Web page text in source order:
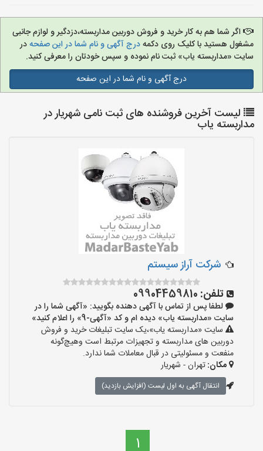
اگر شما هم به کار خرید و فروش دوربین مداربسته،دزدگیر و لوازم جانبی
مشغول هستید با کلیک روی دکمهدرج آگهی و نام شما در این صفحهدر
سایت «مداربسته یاب» ثبت نام نموده و سپس خودتان را معرفی کنید.
درج آگهی و نام شما در این صفحه
لیست آخرین فروشنده های ثبت نامی شهریار در
مداربسته یاب
شرکت آراز سیستم
تلفن: 09904459810
لطفا پس از تماس با آگهی دهنده بگویید: «آگهی شما را در
سایت «مداربسته یاب» دیده ام و کد «آگهی-9» را اعلام کنید»
سایت «مداربسته یاب»،یک سایت تبلیغات خرید و فروش
دوربین های مداربسته و تجهیزات مرتبط است وهیچ‌گونه
منفعت و مسئولیتی در قبال معاملات شما ندارد.
مکان:تهران - شهریار
انتقال آگهی به اول لیست (افزایش بازدید)
1